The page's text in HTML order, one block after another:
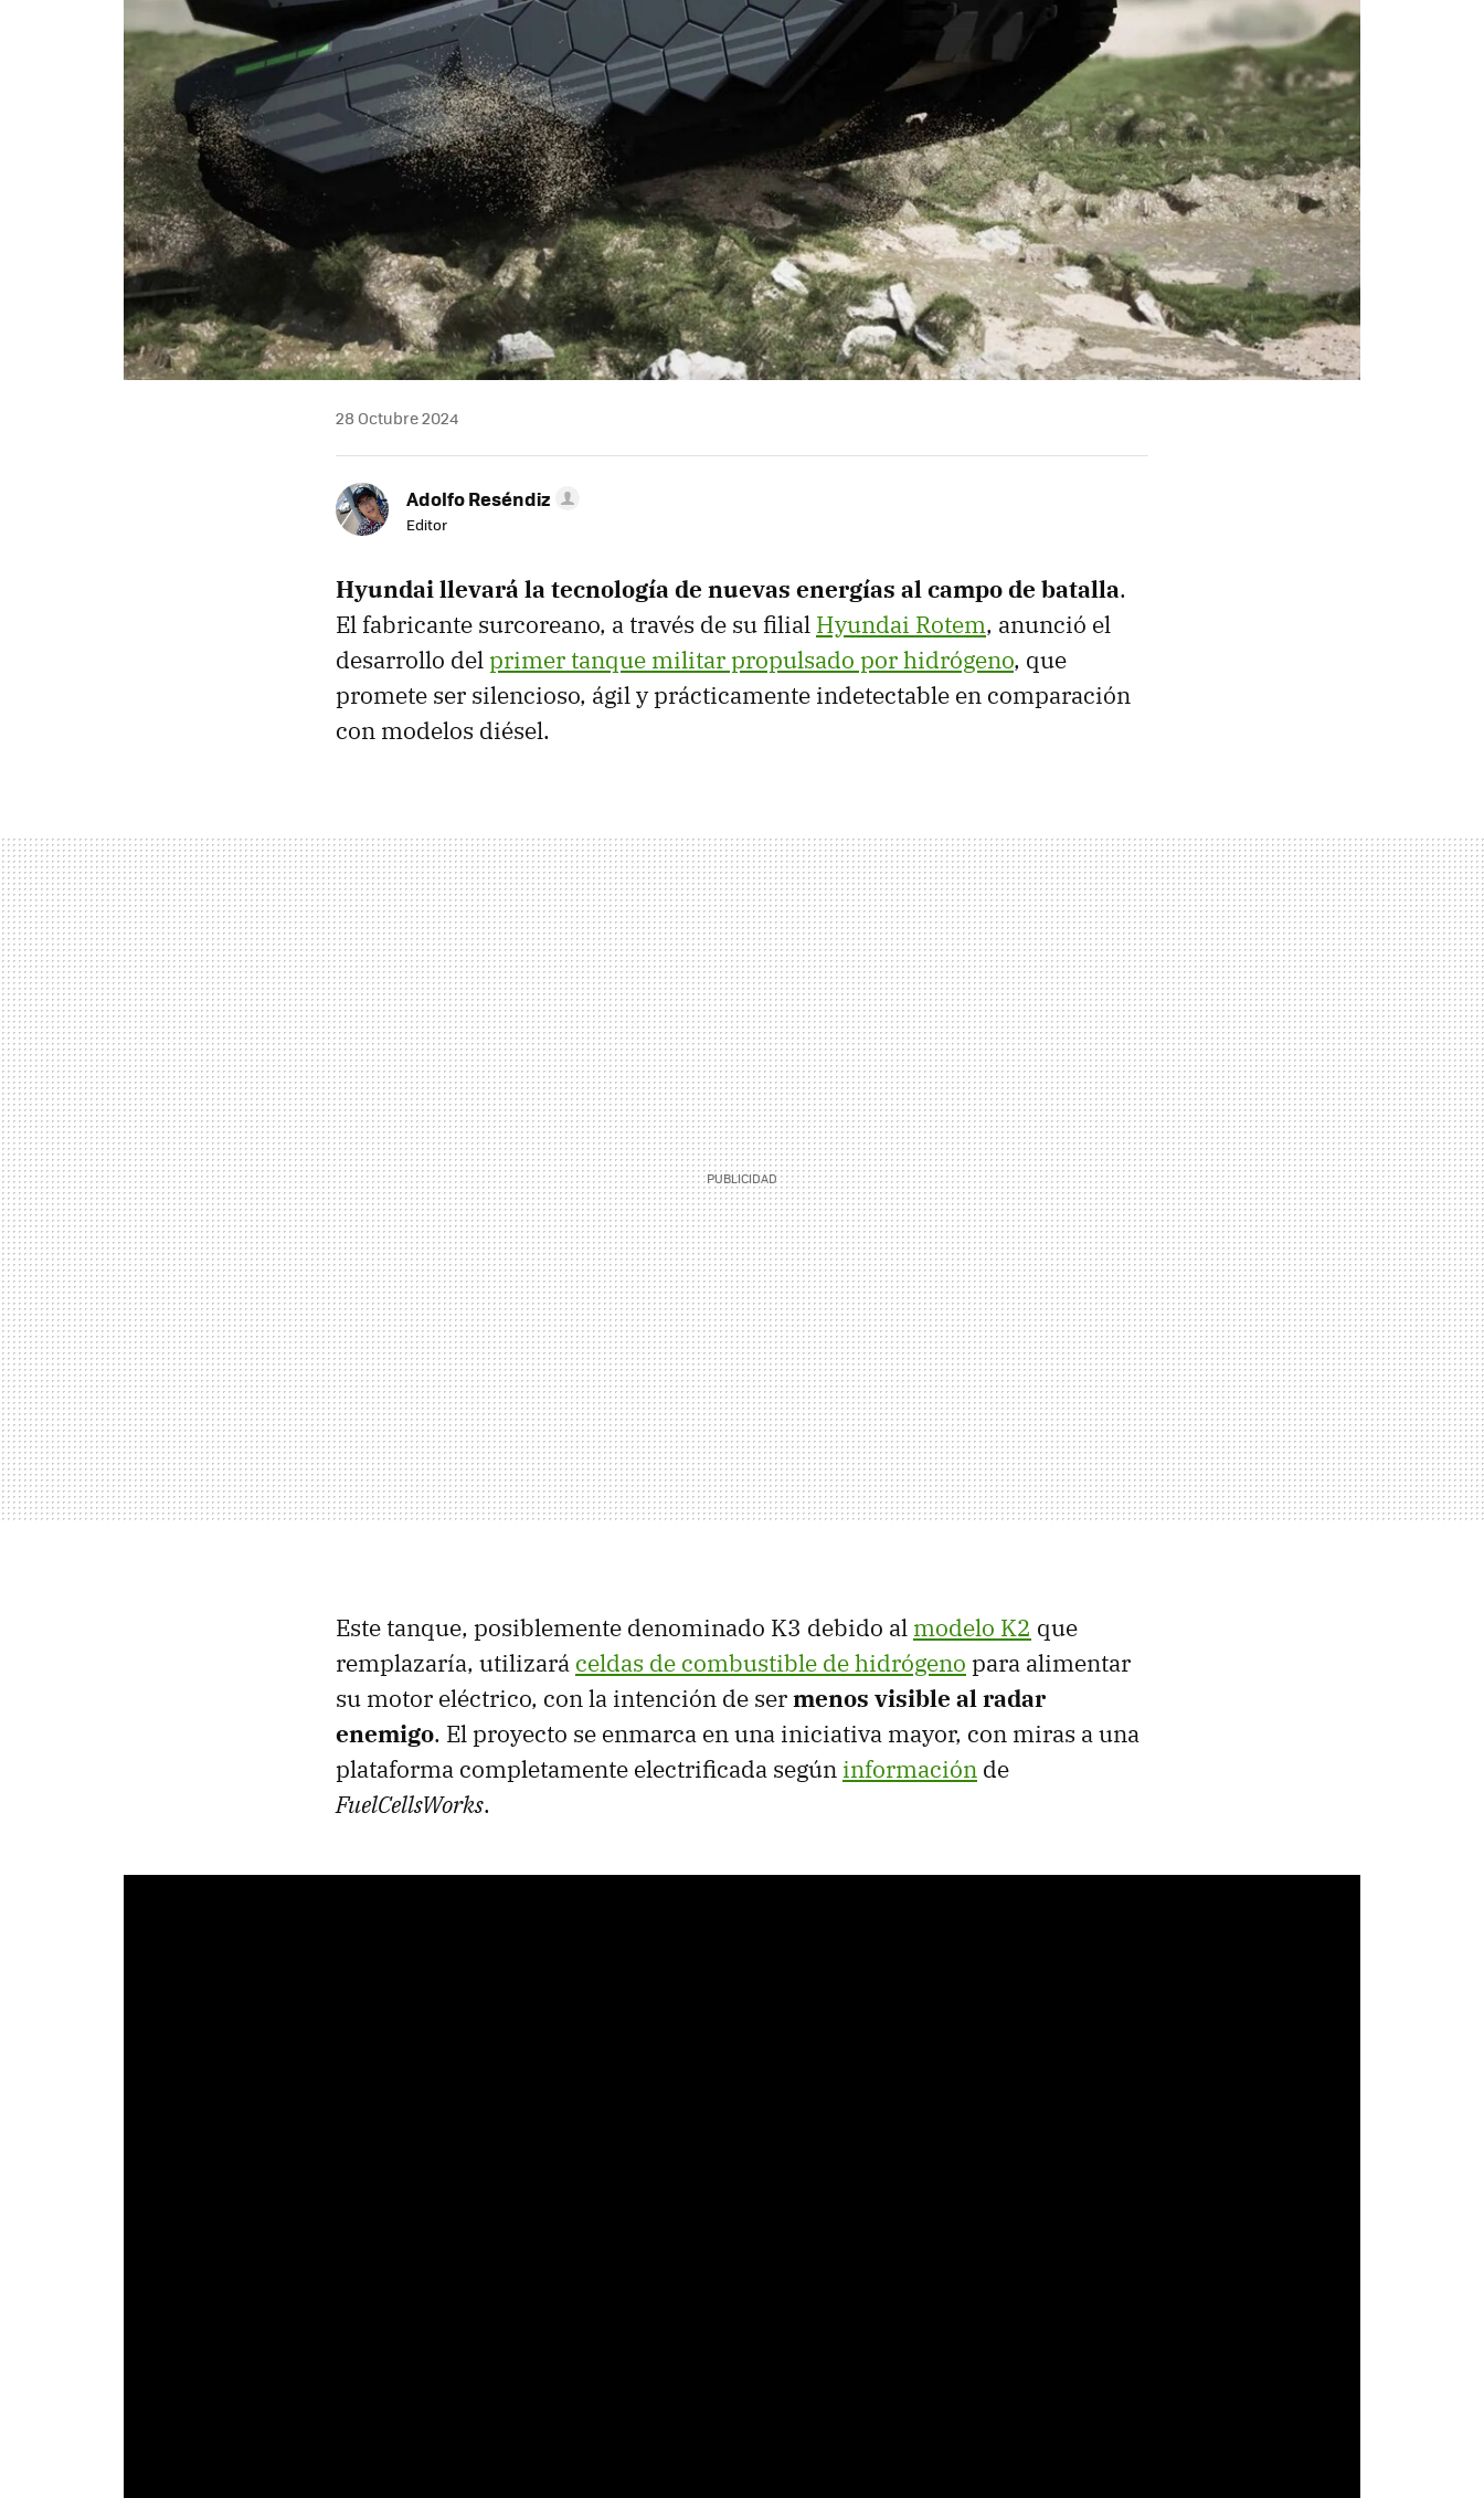
28 Octubre 2024
Adolfo Reséndiz
Editor
Hyundai llevará la tecnología de nuevas energías al campo de batalla.
El fabricante surcoreano, a través de su filial Hyundai Rotem, anunció el
desarrollo delprimer tanque militar propulsado por hidrógeno, que
promete ser silencioso, ágil y prácticamente indetectable en comparación
con modelos diésel.
Este tanque, posiblemente denominado K3 debido al modelo K2 que
remplazaría, utilizará celdas de combustible de hidrógeno para alimentar
su motor eléctrico, con la intención de sermenos visible al radar
enemigo. El proyecto se enmarca en una iniciativa mayor, con miras a una
plataforma completamente electrificada según información de
FuelCellsWorks.